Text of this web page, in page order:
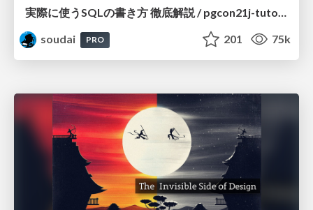
実際に使うSQLの書き方 徹底解説 / pgcon21j-tutorial
soudai
PRO 201 75k